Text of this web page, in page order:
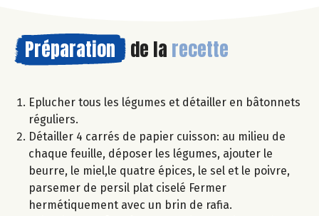
Préparation de la recette
Eplucher tous les légumes et détailler en bâtonnets
réguliers.
Détailler 4 carrés de papier cuisson: au milieu de
chaque feuille, déposer les légumes, ajouter le
beurre, le miel,le quatre épices, le sel et le poivre,
parsemer de persil plat ciselé Fermer
hermétiquement avec un brin de rafia.